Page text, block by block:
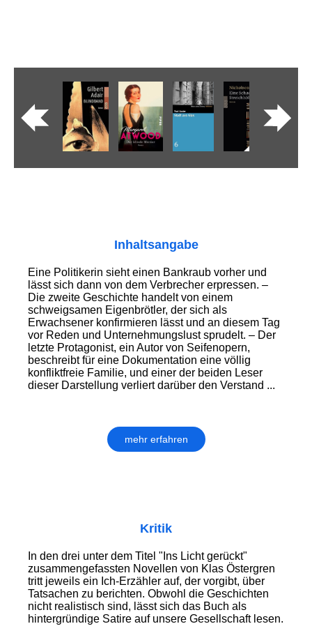
Inhaltsangabe
Eine Politikerin sieht einen Bankraub vorher und
lässt sich dann von dem Verbrecher erpressen. –
Die zweite Geschichte handelt von einem
schweigsamen Eigenbrötler, der sich als
Erwachsener konfirmieren lässt und an diesem Tag
vor Reden und Unter­nehmungs­lust sprudelt. – Der
letzte Protagonist, ein Autor von Seifenopern,
beschreibt für eine Dokumentation eine völlig
konfliktfreie Familie, und einer der beiden Leser
dieser Darstellung verliert darüber den Verstand ...
mehr erfahren
Kritik
In den drei unter dem Titel "Ins Licht gerückt"
zusammengefassten Novellen von Klas Östergren
tritt jeweils ein Ich-Erzähler auf, der vor­gibt, über
Tatsachen zu berichten. Obwohl die Geschichten
nicht realis­tisch sind, lässt sich das Buch als
hintergründige Satire auf unsere Gesellschaft lesen.